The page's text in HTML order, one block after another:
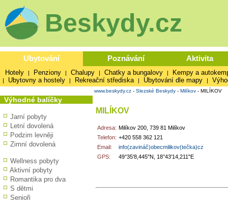
Beskydy.cz
Ubytování Poznávání Aktivita
Hotely | Penziony | Chalupy | Chatky a bungalovy | Kempy a
| Ubytovny a hostely | Rekreační střediska | Ubytování dle mapy |
Výhodné balíčky
Jarní pobyty
Letní dovolená
Podzim levněji
Zimní dovolená
Wellness pobyty
Aktivní pobyty
Romantika pro dva
S dětmi
Senioři
www.beskydy.cz - Slezské Beskydy - Milíkov - MILÍKOV
MILÍKOV
Adresa: Milíkov 200, 739 81 Milíkov
Telefon: +420 558 362 121
Email:
info(zavináč)obecmilikov(tečka)cz
GPS:
49°35'8,445"N, 18°43'14,211"E